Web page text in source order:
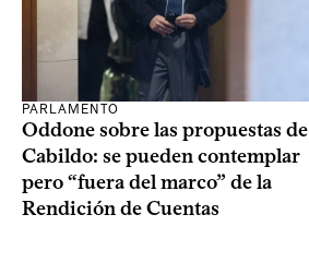
PARLAMENTO
Oddone sobre las propuestas de
Cabildo: se pueden contemplar
pero “fuera del marco” de la
Rendición de Cuentas